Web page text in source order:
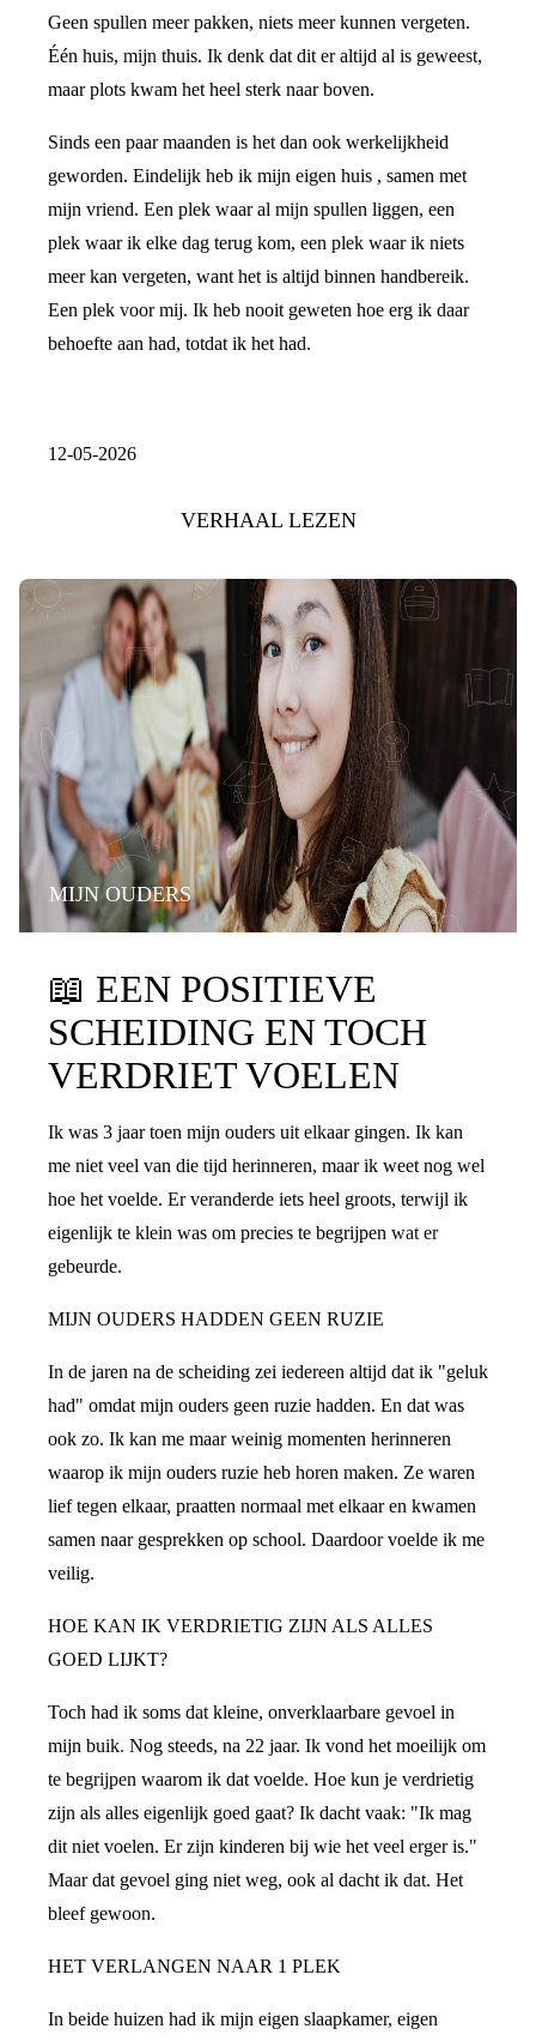
Geen spullen meer pakken, niets meer kunnen vergeten.
Één huis, mijn thuis. Ik denk dat dit er altijd al is geweest,
maar plots kwam het heel sterk naar boven.
Sinds een paar maanden is het dan ook werkelijkheid
geworden. Eindelijk heb ik mijn eigen huis , samen met
mijn vriend. Een plek waar al mijn spullen liggen, een
plek waar ik elke dag terug kom, een plek waar ik niets
meer kan vergeten, want het is altijd binnen handbereik.
Een plek voor mij. Ik heb nooit geweten hoe erg ik daar
behoefte aan had, totdat ik het had.
12-05-2026
VERHAAL LEZEN
MIJN OUDERS
📖 EEN POSITIEVE
SCHEIDING EN TOCH
VERDRIET VOELEN
Ik was 3 jaar toen mijn ouders uit elkaar gingen. Ik kan
me niet veel van die tijd herinneren, maar ik weet nog wel
hoe het voelde. Er veranderde iets heel groots, terwijl ik
eigenlijk te klein was om precies te begrijpen wat er
gebeurde.
MIJN OUDERS HADDEN GEEN RUZIE
In de jaren na de scheiding zei iedereen altijd dat ik "geluk
had" omdat mijn ouders geen ruzie hadden. En dat was
ook zo. Ik kan me maar weinig momenten herinneren
waarop ik mijn ouders ruzie heb horen maken. Ze waren
lief tegen elkaar, praatten normaal met elkaar en kwamen
samen naar gesprekken op school. Daardoor voelde ik me
veilig.
HOE KAN IK VERDRIETIG ZIJN ALS ALLES
GOED LIJKT?
Toch had ik soms dat kleine, onverklaarbare gevoel in
mijn buik. Nog steeds, na 22 jaar. Ik vond het moeilijk om
te begrijpen waarom ik dat voelde. Hoe kun je verdrietig
zijn als alles eigenlijk goed gaat? Ik dacht vaak: "Ik mag
dit niet voelen. Er zijn kinderen bij wie het veel erger is."
Maar dat gevoel ging niet weg, ook al dacht ik dat. Het
bleef gewoon.
HET VERLANGEN NAAR 1 PLEK
In beide huizen had ik mijn eigen slaapkamer, eigen